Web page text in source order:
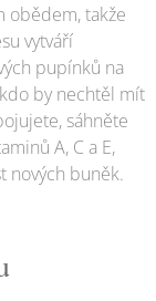
obědem, takže
vytváří
pupínků na
by nechtěl mít
sáhněte
A, C a E,
nových buněk.